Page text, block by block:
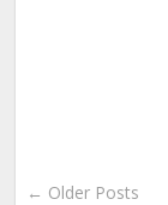
← Older Posts